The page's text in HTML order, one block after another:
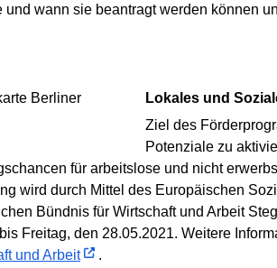
wann sie beantragt werden können
Lokales und
Ziel des
Potenziale zu
für arbeitslose und nicht
wird durch Mittel des Europäischen
Bündnis für Wirtschaft und Arbeit
Freitag, den 28.05.2021. Weitere
und Arbeit
.